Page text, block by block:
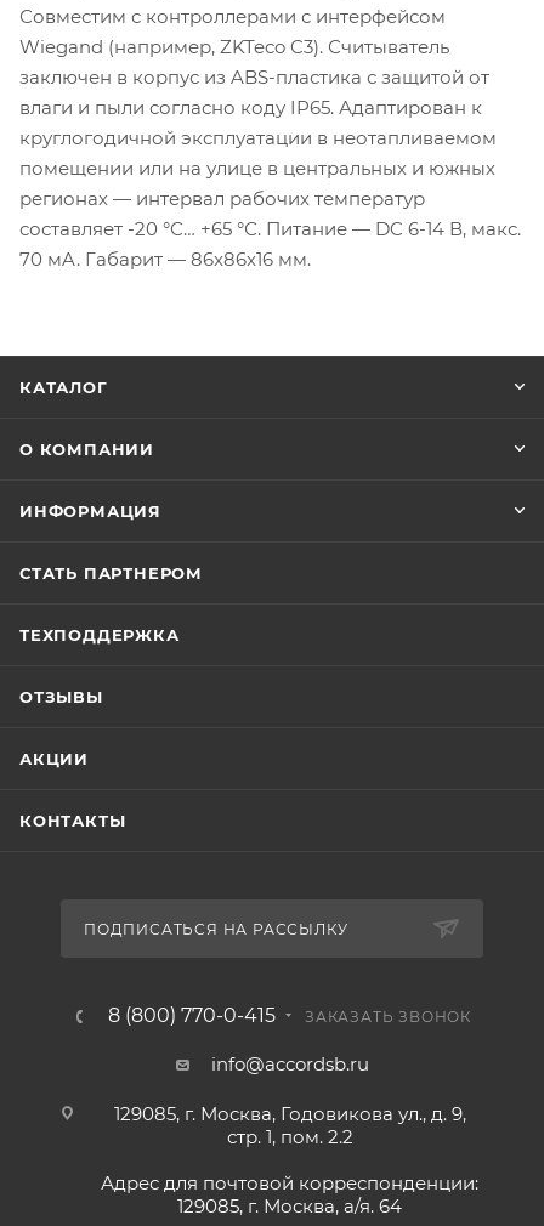
Совместим с контроллерами с интерфейсом
Wiegand (например, ZKTeco C3). Считыватель
заключен в корпус из ABS-пластика с защитой от
влаги и пыли согласно коду IP65. Адаптирован к
круглогодичной эксплуатации в неотапливаемом
помещении или на улице в центральных и южных
регионах — интервал рабочих температур
составляет -20 °С… +65 °С. Питание — DC 6-14 В, макс.
70 мA. Габарит — 86x86x16 мм.
КАТАЛОГ
О КОМПАНИИ
ИНФОРМАЦИЯ
СТАТЬ ПАРТНЕРОМ
ТЕХПОДДЕРЖКА
ОТЗЫВЫ
АКЦИИ
КОНТАКТЫ
ПОДПИСАТЬСЯ НА РАССЫЛКУ
8 (800) 770-0-415 ЗАКАЗАТЬ ЗВОНОК
info@accordsb.ru
129085, г. Москва, Годовикова ул., д. 9,
стр. 1, пом. 2.2
Адрес для почтовой корреспонденции:
129085, г. Москва, а/я. 64